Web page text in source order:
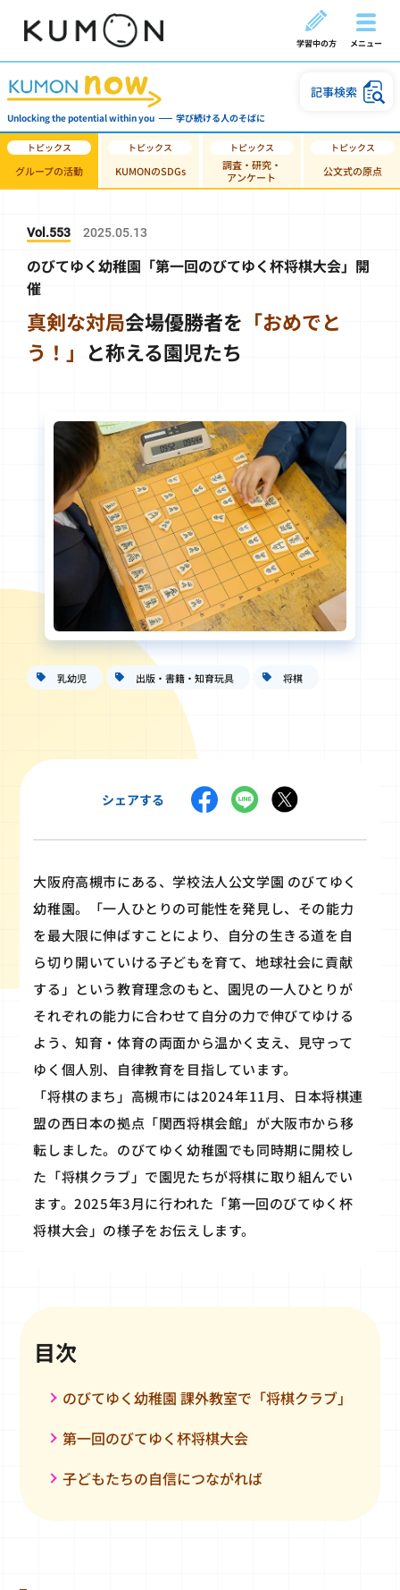
学習中の方 メニュー
Unlocking the potential within you 学び続ける人のそばに
記事検索
グループの活動 KUMONのSDGs
調査・研究・
アンケート
公文式の原点
Vol.553 2025.05.13
のびてゆく幼稚園「第一回のびてゆく杯将棋大会」開
催
真剣な対局会場優勝者を 「おめでと
う！」 と称える園児たち
乳幼児 出版・書籍・知育玩具 将棋
シェアする
大阪府高槻市にある、学校法人公文学園 のびてゆく
幼稚園。「一人ひとりの可能性を発見し、その能力
を最大限に伸ばすことにより、自分の生きる道を自
ら切り開いていける子どもを育て、地球社会に貢献
する」という教育理念のもと、園児の一人ひとりが
それぞれの能力に合わせて自分の力で伸びてゆける
よう、知育・体育の両面から温かく支え、見守って
ゆく個人別、自律教育を目指しています。
「将棋のまち」高槻市には2024年11月、日本将棋連
盟の西日本の拠点「関西将棋会館」が大阪市から移
転しました。のびてゆく幼稚園でも同時期に開校し
た「将棋クラブ」で園児たちが将棋に取り組んでい
ます。2025年3月に行われた「第一回のびてゆく杯
将棋大会」の様子をお伝えします。
目次
のびてゆく幼稚園 課外教室で「将棋クラブ」
第一回のびてゆく杯将棋大会
子どもたちの自信につながれば